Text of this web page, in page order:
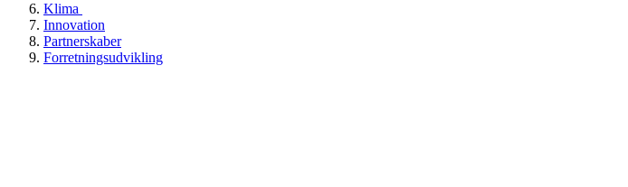
Klima
Innovation
Partnerskaber
Forretningsudvikling